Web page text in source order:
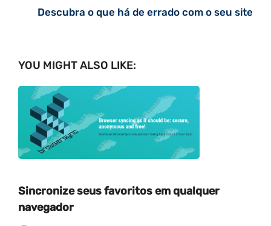
Descubra o que há de errado com o seu site
YOU MIGHT ALSO LIKE:
Sincronize seus favoritos em qualquer
navegador